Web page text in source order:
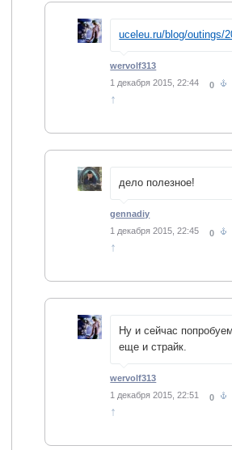
uceleu.ru/blog/outings/
wervolf313
1 декабря 2015, 22:44
0
↑
дело полезное!
gennadiy
1 декабря 2015, 22:45
0
↑
Ну и сейчас
еще и страйк.
wervolf313
1 декабря 2015, 22:51
0
↑